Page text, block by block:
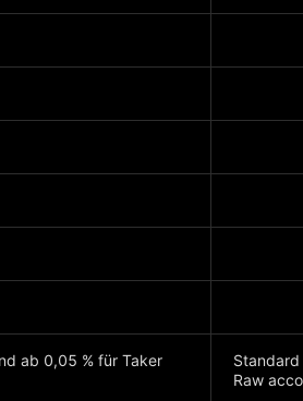
ab 0,05 % für Taker
Raw